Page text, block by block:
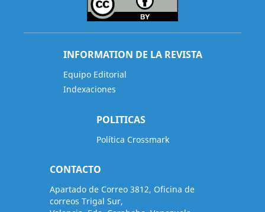
INFORMATION DE LA REVISTA
Equipo Editorial
Indexaciones
POLITICAS
Política Crossmark
CONTACTO
Apartado de Correo 3812, Oficina de
correos Trigal Sur,